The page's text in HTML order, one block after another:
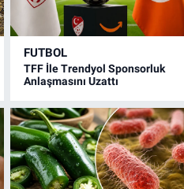
FUTBOL
TFF İle Trendyol Sponsorluk
Anlaşmasını Uzattı